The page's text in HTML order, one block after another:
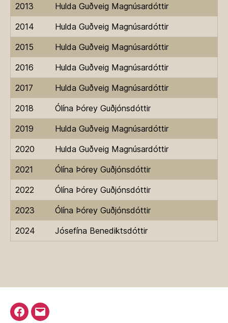
2013
Hulda Guðveig Magnúsardóttir
2014
Hulda Guðveig Magnúsardóttir
2015
Hulda Guðveig Magnúsardóttir
2016
Hulda Guðveig Magnúsardóttir
2017
Hulda Guðveig Magnúsardóttir
2018
Ólína Þórey Guðjónsdóttir
2019
Hulda Guðveig Magnúsardóttir
2020
Hulda Guðveig Magnúsardóttir
2021
Ólína Þórey Guðjónsdóttir
2022
Ólína Þórey Guðjónsdóttir
2023
Ólína Þórey Guðjónsdóttir
2024
Jósefína Benediktsdóttir
Facebook
Email